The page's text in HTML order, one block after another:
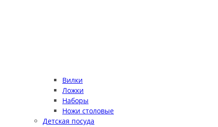
Вилки
Ложки
Наборы
Ножи столовые
Детская посуда